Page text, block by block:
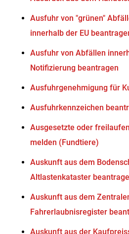
Ausfuhr von "grünen"
innerhalb der EU
Ausfuhr von Abfällen
Notifizierung beantragen
Ausfuhrgenehmigung für
Ausfuhrkennzeichen
Ausgesetzte oder
melden (Fundtiere)
Auskunft aus dem
Altlastenkataster
Auskunft aus dem
Fahrerlaubnisregister
Auskunft aus der